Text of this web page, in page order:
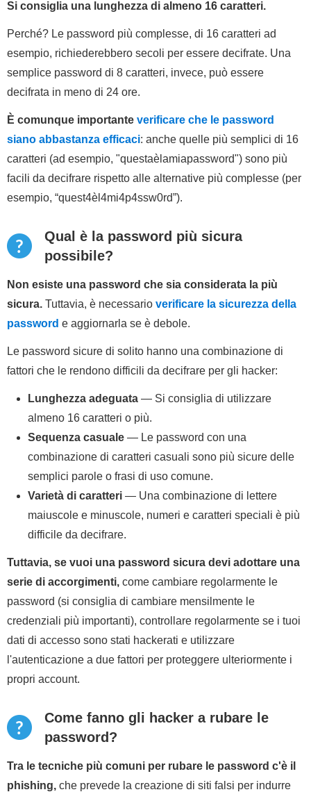
Si consiglia una lunghezza di almeno 16 caratteri.
Perché? Le password più complesse, di 16 caratteri ad
esempio, richiederebbero secoli per essere decifrate. Una
semplice password di 8 caratteri, invece, può essere
decifrata in meno di 24 ore.
È comunque importante verificare che le password
siano abbastanza efficaci: anche quelle più semplici di 16
caratteri (ad esempio, "questaèlamiapassword") sono più
facili da decifrare rispetto alle alternative più complesse (per
esempio, “quest4èl4mi4p4ssw0rd”).
Qual è la password più sicura
possibile?
Non esiste una password che sia considerata la più
sicura. Tuttavia, è necessario verificare la sicurezza della
password e aggiornarla se è debole.
Le password sicure di solito hanno una combinazione di
fattori che le rendono difficili da decifrare per gli hacker:
Lunghezza adeguata — Si consiglia di utilizzare
almeno 16 caratteri o più.
Sequenza casuale — Le password con una
combinazione di caratteri casuali sono più sicure delle
semplici parole o frasi di uso comune.
Varietà di caratteri — Una combinazione di lettere
maiuscole e minuscole, numeri e caratteri speciali è più
difficile da decifrare.
Tuttavia, se vuoi una password sicura devi adottare una
serie di accorgimenti, come cambiare regolarmente le
password (si consiglia di cambiare mensilmente le
credenziali più importanti), controllare regolarmente se i tuoi
dati di accesso sono stati hackerati e utilizzare
l'autenticazione a due fattori per proteggere ulteriormente i
propri account.
Come fanno gli hacker a rubare le
password?
Tra le tecniche più comuni per rubare le password c'è il
phishing, che prevede la creazione di siti falsi per indurre